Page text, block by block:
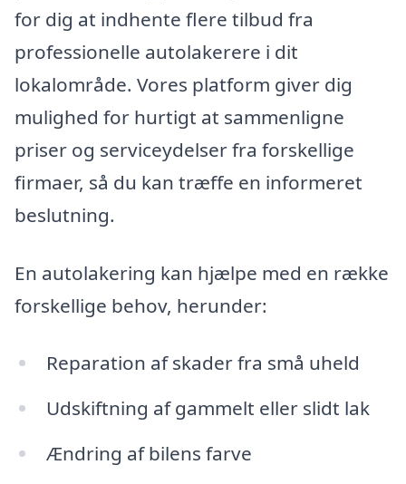
for dig at indhente flere tilbud fra
professionelle autolakerere i dit
lokalområde. Vores platform giver dig
mulighed for hurtigt at sammenligne
priser og serviceydelser fra forskellige
firmaer, så du kan træffe en informeret
beslutning.
En autolakering kan hjælpe med en række
forskellige behov, herunder:
Reparation af skader fra små uheld
Udskiftning af gammelt eller slidt lak
Ændring af bilens farve